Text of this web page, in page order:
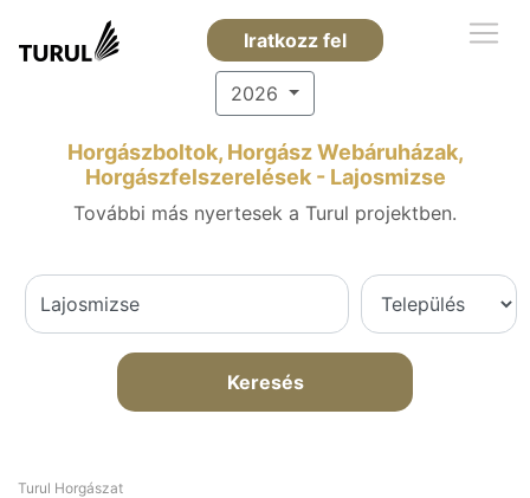
Iratkozz fel
2026
Horgászboltok, Horgász Webáruházak,
Horgászfelszerelések - Lajosmizse
További más nyertesek a Turul projektben.
Keresés
Turul Horgászat